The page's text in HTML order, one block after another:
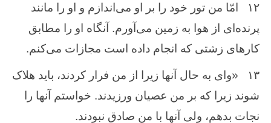
۱۲
امّا من تور خود را بر او می‌اندازم و او را مانند
پرنده‌ای از هوا به زمین می‌آورم. آنگاه او را مطابق
کارهای زشتی که انجام داده است مجازات می‌کنم.
۱۳
«وای به حال آنها زیرا از من فرار کردند، باید هلاک
شوند زیرا که بر من عصیان ورزیدند. خواستم آنها را
نجات بدهم، ولی آنها با من صادق نبودند.